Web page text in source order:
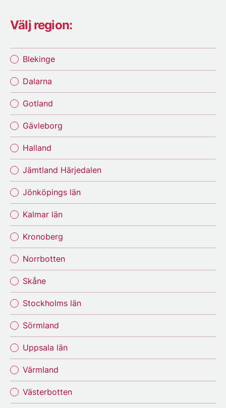
Välj region:
Blekinge
Dalarna
Gotland
Gävleborg
Halland
Jämtland Härjedalen
Jönköpings län
Kalmar län
Kronoberg
Norrbotten
Skåne
Stockholms län
Sörmland
Uppsala län
Värmland
Västerbotten